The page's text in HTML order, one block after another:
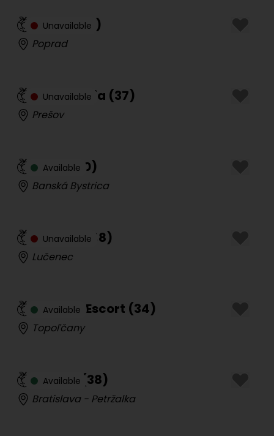
Unavailable
Laura(24 )
Poprad
Unavailable
Veľké Prsia (37)
Prešov
Available
Sofia(20)
Banská Bystrica
Unavailable
Sandra (48)
Lučenec
Available
Evina aj Escort (34)
Topoľčany
Available
Regina (38)
Bratislava - Petržalka